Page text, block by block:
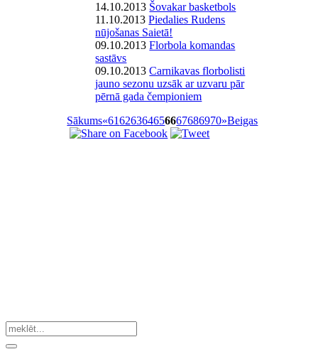
14.10.2013 Šovakar basketbols
11.10.2013Piedalies Rudens
nūjošanas Saietā!
09.10.2013Florbola komandas
sastāvs
09.10.2013Carnikavas florbolisti
jauno sezonu uzsāk ar uzvaru pār
pērnā gada čempioniem
Sākums«61626364656667686970»Beigas